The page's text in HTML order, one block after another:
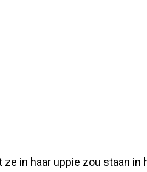
in haar uppie zou staan in